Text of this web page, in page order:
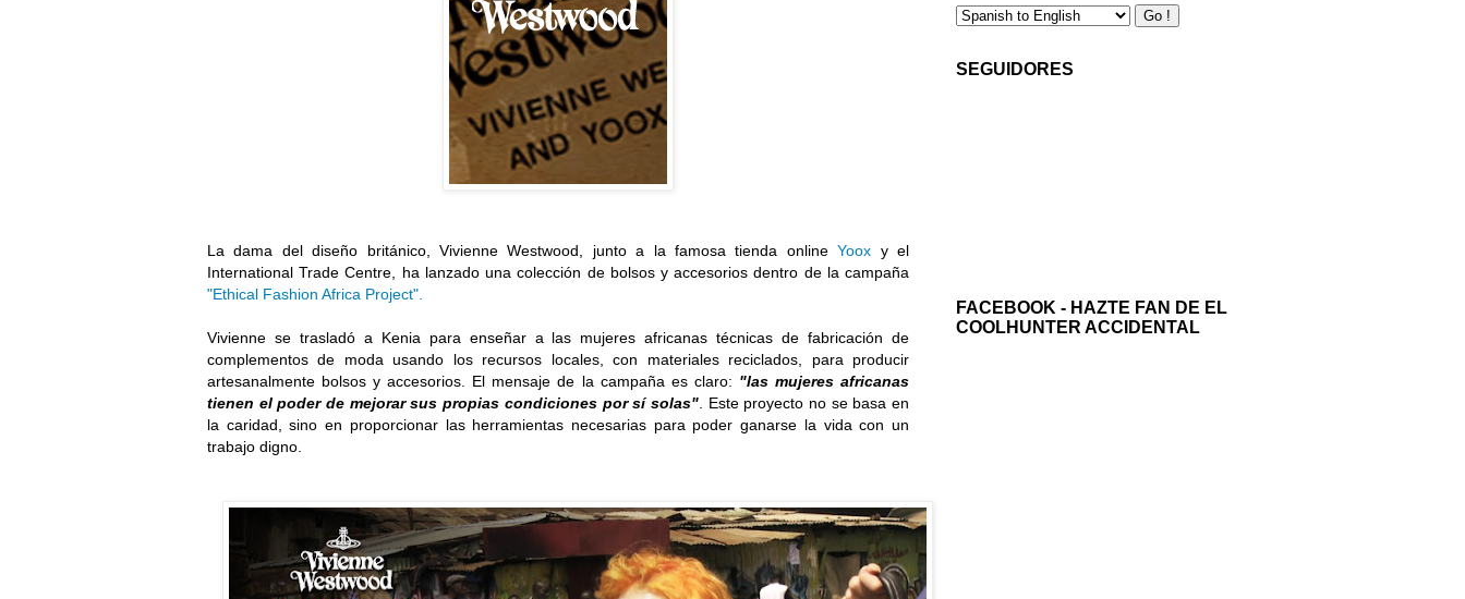
La dama del diseño británico, Vivienne Westwood, junto a la famosa tienda onlineYoox y el
International Trade Centre, ha lanzado una colección de bolsos y accesorios dentro de la campaña
"Ethical Fashion Africa Project".
Vivienne se trasladó a Kenia para enseñar a las mujeres africanas técnicas de fabricación de
complementos de moda usando los recursos locales, con materiales reciclados, para producir
artesanalmente bolsos y accesorios. El mensaje de la campaña es claro: "las mujeres africanas
tienen el poder de mejorar sus propias condiciones por sí solas". Este proyecto no se basa en
la caridad, sino en proporcionar las herramientas necesarias para poder ganarse la vida con un
trabajo digno.
SEGUIDORES
FACEBOOK - HAZTE FAN DE EL
COOLHUNTER ACCIDENTAL